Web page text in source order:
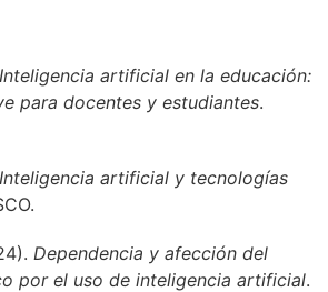
Inteligencia artificial en la educación:
para docentes y estudiantes.
Inteligencia artificial y tecnologías
Dependencia y afección del
por el uso de inteligencia artificial.